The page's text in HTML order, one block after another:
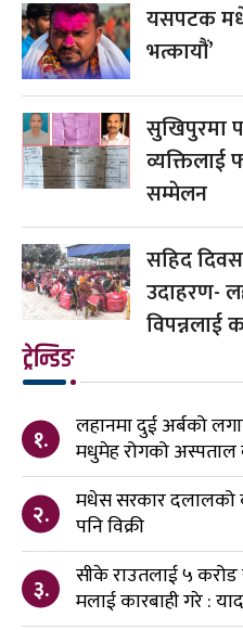
यसपटक
भत्कायौं’
सुखिपुरमा
व्यक्तिलाई
सम्मेलन
सहिद
उदाहरण-
विपन्नलाई
ट्रेन्डिङ
१.
लहानमा दुई अर्बको
मधुमेह रोगको अस्पताल
२.
मधेस सरकार दलालको
पनि विक्री
३.
सीके राउतलाई ५ करोड
मलाई कारबाही गरे :